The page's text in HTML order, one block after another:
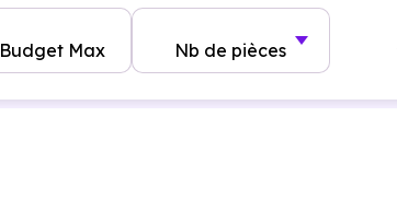
Budget Max Nb de pièces